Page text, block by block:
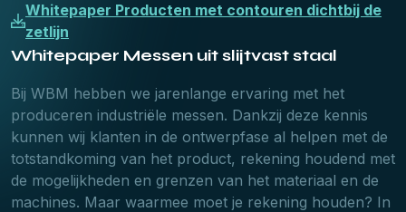
Whitepaper Producten met contouren dichtbij de
zetlijn
Whitepaper Messen uit slijtvast staal
Bij WBM hebben we jarenlange ervaring met het
produceren industriële messen. Dankzij deze kennis
kunnen wij klanten in de ontwerpfase al helpen met de
totstandkoming van het product, rekening houdend met
de mogelijkheden en grenzen van het materiaal en de
machines. Maar waarmee moet je rekening houden? In